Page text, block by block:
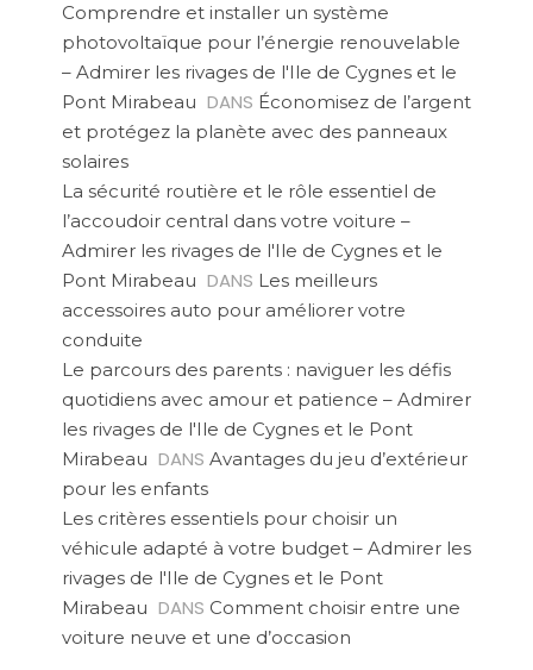
Comprendre et installer un système
photovoltaïque pour l’énergie renouvelable
– Admirer les rivages de l'Ile de Cygnes et le
Pont Mirabeau DANS Économisez de l’argent
et protégez la planète avec des panneaux
solaires
La sécurité routière et le rôle essentiel de
l’accoudoir central dans votre voiture –
Admirer les rivages de l'Ile de Cygnes et le
Pont Mirabeau DANS Les meilleurs
accessoires auto pour améliorer votre
conduite
Le parcours des parents : naviguer les défis
quotidiens avec amour et patience – Admirer
les rivages de l'Ile de Cygnes et le Pont
Mirabeau DANS Avantages du jeu d’extérieur
pour les enfants
Les critères essentiels pour choisir un
véhicule adapté à votre budget – Admirer les
rivages de l'Ile de Cygnes et le Pont
Mirabeau DANS Comment choisir entre une
voiture neuve et une d’occasion